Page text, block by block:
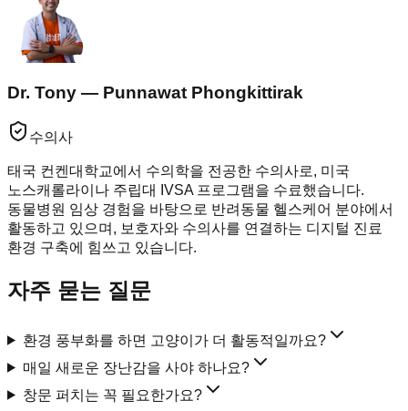
Dr. Tony — Punnawat Phongkittirak
수의사
태국 컨켄대학교에서 수의학을 전공한 수의사로, 미국
노스캐롤라이나 주립대 IVSA 프로그램을 수료했습니다.
동물병원 임상 경험을 바탕으로 반려동물 헬스케어 분야에서
활동하고 있으며, 보호자와 수의사를 연결하는 디지털 진료
환경 구축에 힘쓰고 있습니다.
자주 묻는 질문
환경 풍부화를 하면 고양이가 더 활동적일까요?
매일 새로운 장난감을 사야 하나요?
창문 퍼치는 꼭 필요한가요?